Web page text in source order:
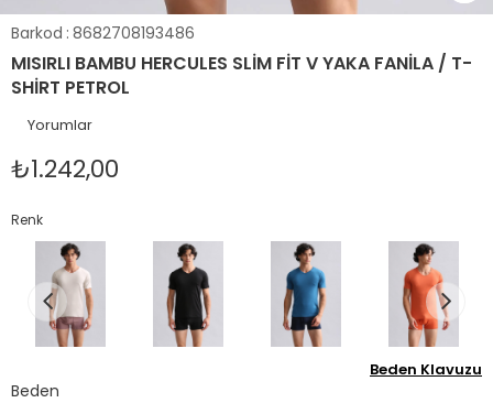
Barkod : 8682708193486
MISIRLI BAMBU HERCULES SLIM FIT V YAKA FANILA / T-
SHIRT PETROL
Yorumlar
₺1.242,00
Renk
Beden Klavuzu
Beden